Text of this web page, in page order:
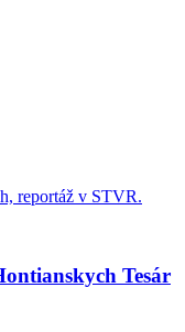
reportáž v STVR.
Tesár